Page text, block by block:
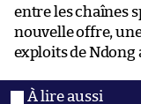
entre les chaînes
nouvelle offre,
exploits de Ndong